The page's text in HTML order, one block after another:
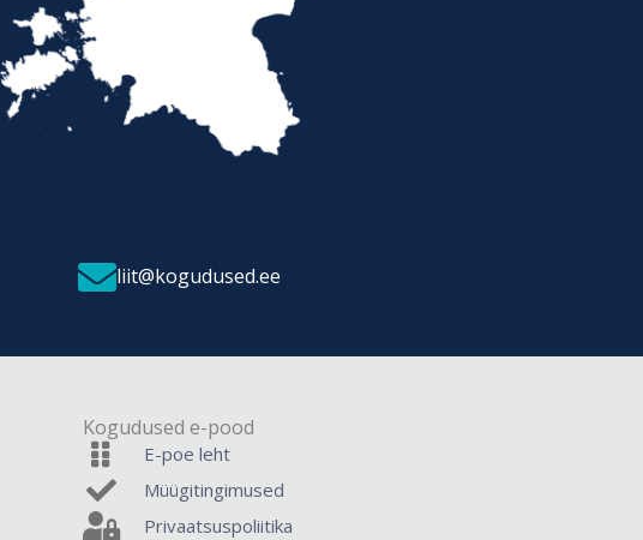
liit@kogudused.ee
Kogudused e-pood
E-poe leht
Müügitingimused
Privaatsuspoliitika